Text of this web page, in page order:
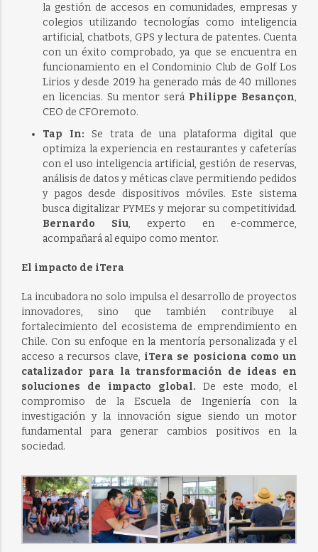
la gestión de accesos en comunidades, empresas y
colegios utilizando tecnologías como inteligencia
artificial, chatbots, GPS y lectura de patentes. Cuenta
con un éxito comprobado, ya que se encuentra en
funcionamiento en el Condominio Club de Golf Los
Lirios y desde 2019 ha generado más de 40 millones
en licencias. Su mentor será Philippe Besançon,
CEO de CFOremoto.
Tap In: Se trata de una plataforma digital que
optimiza la experiencia en restaurantes y cafeterías
con el uso inteligencia artificial, gestión de reservas,
análisis de datos y méticas clave permitiendo pedidos
y pagos desde dispositivos móviles. Este sistema
busca digitalizar PYMEs y mejorar su competitividad.
Bernardo Siu, experto en e-commerce,
acompañará al equipo como mentor.
El impacto de iTera
La incubadora no solo impulsa el desarrollo de proyectos
innovadores, sino que también contribuye al
fortalecimiento del ecosistema de emprendimiento en
Chile. Con su enfoque en la mentoría personalizada y el
acceso a recursos clave, iTera se posiciona como un
catalizador para la transformación de ideas en
soluciones de impacto global. De este modo, el
compromiso de la Escuela de Ingeniería con la
investigación y la innovación sigue siendo un motor
fundamental para generar cambios positivos en la
sociedad.